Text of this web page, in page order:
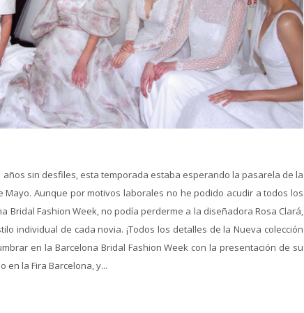
sin desfiles, esta temporada estaba esperando la pasarela de la
Mayo. Aunque por motivos laborales no he podido acudir a todos los
Bridal Fashion Week, no podía perderme a la diseñadora Rosa Clará,
individual de cada novia. ¡Todos los detalles de la Nueva colección
en la Barcelona Bridal Fashion Week con la presentación de su
en la Fira Barcelona, y...